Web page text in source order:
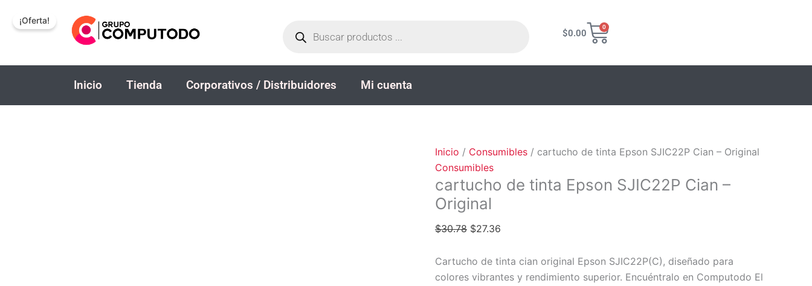
productos
$0.00
0
Carrito
Inicio Tienda Corporativos / Distribuidores Mi cuenta
¡Oferta!
Inicio / Consumibles / cartucho de tinta Epson SJIC22P Cian – Original
Consumibles
cartucho de tinta Epson SJIC22P Cian –
Original
$30.78 $27.36
Cartucho de tinta cian original Epson SJIC22P(C), diseñado para
colores vibrantes y rendimiento superior. Encuéntralo en Computodo El